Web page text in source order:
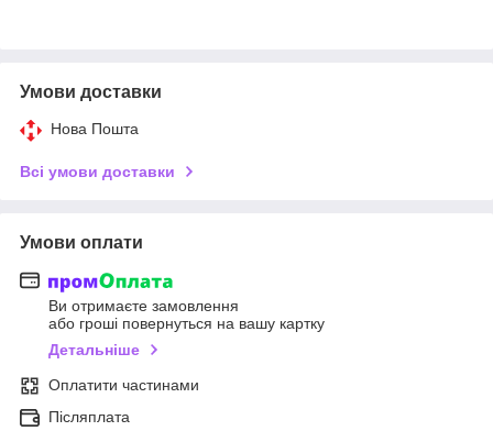
Умови доставки
Нова Пошта
Всі умови доставки
Умови оплати
Ви отримаєте замовлення
або гроші повернуться на вашу картку
Детальніше
Оплатити частинами
Післяплата